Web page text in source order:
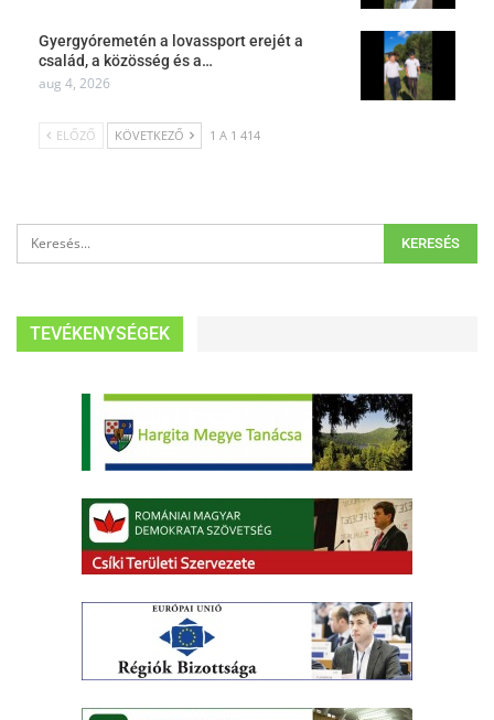
Gyergyóremetén a lovassport erejét a
család, a közösség és a…
aug 4, 2026
ELŐZŐ KÖVETKEZŐ 1 A 1 414
TEVÉKENYSÉGEK